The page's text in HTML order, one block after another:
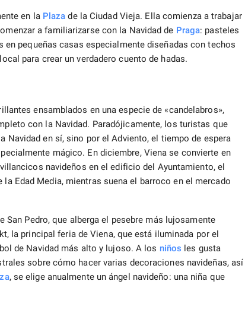
en la Plaza de la Ciudad Vieja. Ella comienza a trabajar
a familiarizarse con la Navidad de Praga: pasteles
pequeñas casas especialmente diseñadas con techos
para crear un verdadero cuento de hadas.
ensamblados en una especie de «candelabros»,
con la Navidad. Paradójicamente, los turistas que
Navidad en sí, sino por el Adviento, el tiempo de espera
mágico. En diciembre, Viena se convierte en
navideños en el edificio del Ayuntamiento, el
Edad Media, mientras suena el barroco en el mercado
Pedro, que alberga el pesebre más lujosamente
la principal feria de Viena, que está iluminada por el
de Navidad más alto y lujoso. A los niños les gusta
sobre cómo hacer varias decoraciones navideñas, así
, se elige anualmente un ángel navideño: una niña que